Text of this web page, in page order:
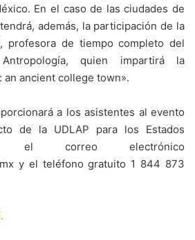
En el caso de las ciudades de
además, la participación de la
profesora de tiempo completo del
quien impartirá la
an ancient college town».
a los asistentes al evento
de la UDLAP para los Estados
el correo electrónico
y el teléfono gratuito 1 844 873